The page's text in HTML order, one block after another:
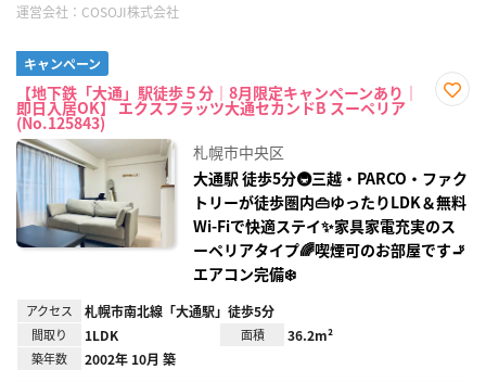
運営会社： COSOJI株式会社
キャンペーン
【地下鉄「大通」駅徒歩５分｜8月限定キャンペーンあり｜
即日入居OK】 エクスフラッツ大通セカンドB スーペリア
(No.125843)
札幌市中央区
大通駅 徒歩5分🚇三越・PARCO・ファク
トリーが徒歩圏内👜ゆったりLDK＆無料
Wi‑Fiで快適ステイ✨家具家電充実のス
ーペリアタイプ🌈喫煙可のお部屋です🚬
エアコン完備❄️
アクセス 札幌市南北線「大通駅」徒歩5分
間取り 1LDK 面積 36.2m²
築年数 2002年 10月 築